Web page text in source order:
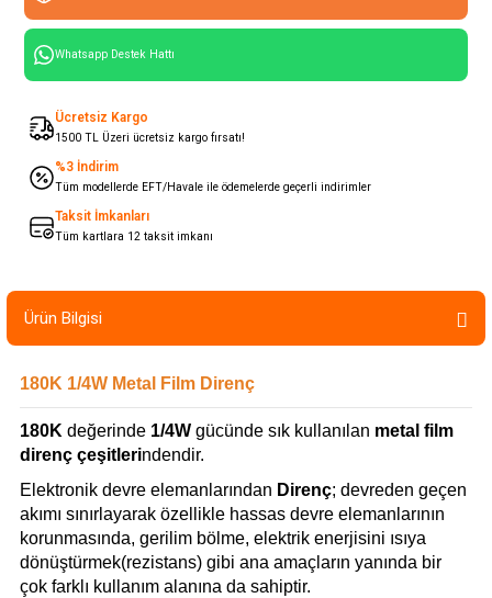
Whatsapp Destek Hattı
Ücretsiz Kargo
1500 TL Üzeri ücretsiz kargo fırsatı!
%3 İndirim
Tüm modellerde EFT/Havale ile ödemelerde geçerli indirimler
Taksit İmkanları
Tüm kartlara 12 taksit imkanı
Ürün Bilgisi
180K 1/4W Metal Film Direnç
180K değerinde 1/4W gücünde sık kullanılan metal film
direnç çeşitlerindendir.
Elektronik devre elemanlarından Direnç; devreden geçen
akımı sınırlayarak özellikle hassas devre elemanlarının
korunmasında, gerilim bölme, elektrik enerjisini ısıya
dönüştürmek(rezistans) gibi ana amaçların yanında bir
çok farklı kullanım alanına da sahiptir.